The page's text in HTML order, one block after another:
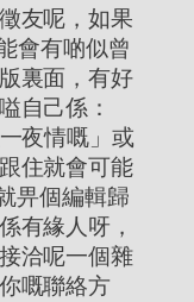
友呢，如果
會有啲似曾
裏面，有好
自己係：
夜情嘅」或
住就會可能
畀個編輯歸
有緣人呀，
洽呢一個雜
嘅聯絡方